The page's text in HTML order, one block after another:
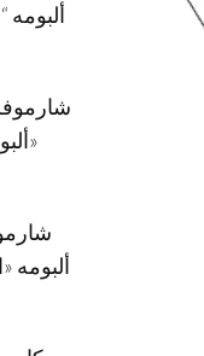
ألبومه
ألبومها الجديد «انفصام»
ألبومه